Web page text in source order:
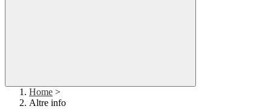
Home >
Altre info